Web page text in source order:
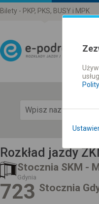
Bilety - PKP, PKS, BUSY i MPK
Rozkład jazdy
Stocznia SKM -
Gdynia
723 Stocznia